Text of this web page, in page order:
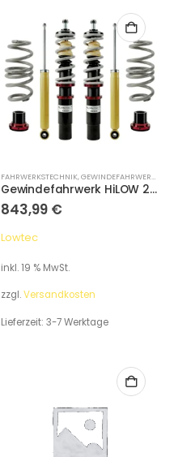
FAHRWERKSTECHNIK,GEWINDEFAHRWERKE
Gewindefahrwerk HiLOW 2 Street für Volkswagen Golf VIII CD (Bracket 50mm) Baujahr: 19-
843,99 €
Lowtec
inkl. 19 % MwSt.
zzgl.Versandkosten
Lieferzeit: 3-7 Werktage